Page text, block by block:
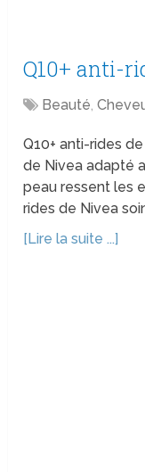
Q10+ anti-
Beauté,
Q10+ anti-rides
de Nivea adapté
peau ressent les
rides de Nivea
[Lire la suite ...]